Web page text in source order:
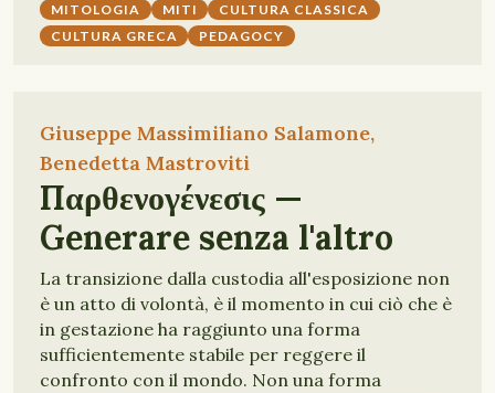
MITOLOGIA MITI
CULTURA CLASSICA
CULTURA GRECA
PEDAGOCY
Giuseppe Massimiliano Salamone,
Benedetta Mastroviti
Παρθενογένεσις —
Generare senza l'altro
La transizione dalla custodia all'esposizione non
è un atto di volontà, è il momento in cui ciò che è
in gestazione ha raggiunto una forma
sufficientemente stabile per reggere il
confronto con il mondo. Non una forma